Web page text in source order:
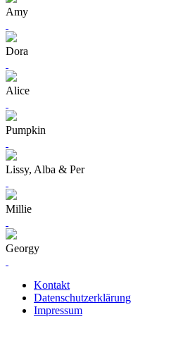
Amy
Dora
Alice
Pumpkin
Lissy, Alba & Per
Millie
Georgy
Kontakt
Datenschutzerklärung
Impressum